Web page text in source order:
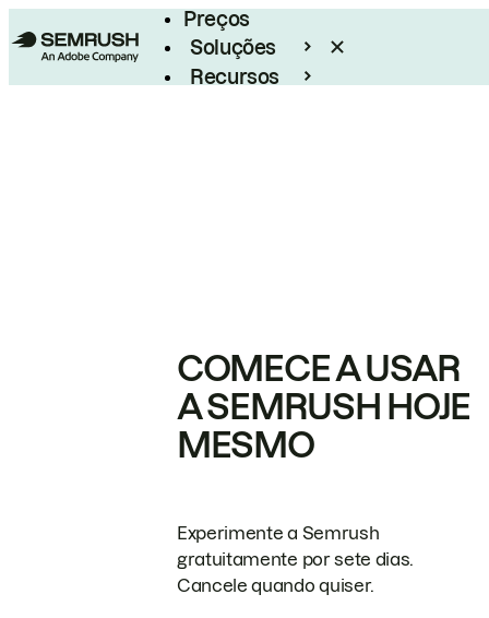
Preços
Soluções
Recursos
COMECE A USAR
A SEMRUSH HOJE
MESMO
Experimente a Semrush
gratuitamente por sete dias.
Cancele quando quiser.